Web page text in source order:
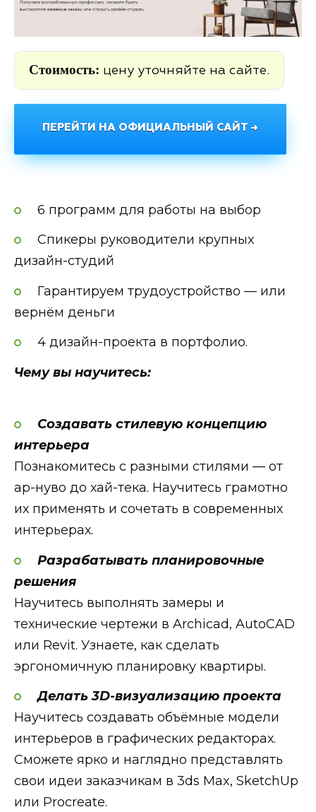
Стоимость: цену уточняйте на сайте.
ПЕРЕЙТИ НА ОФИЦИАЛЬНЫЙ САЙТ →
6 программ для работы на выбор
Спикеры руководители крупных
дизайн-студий
Гарантируем трудоустройство — или
вернём деньги
4 дизайн-проекта в портфолио.
Чему вы научитесь:
Создавать стилевую концепцию
интерьера
Познакомитесь с разными стилями — от
ар-нуво до хай-тека. Научитесь грамотно
их применять и сочетать в современных
интерьерах.
Разрабатывать планировочные
решения
Научитесь выполнять замеры и
технические чертежи в Archiсad, AutoCAD
или Revit. Узнаете, как сделать
эргономичную планировку квартиры.
Делать 3D-визуализацию проекта
Научитесь создавать объёмные модели
интерьеров в графических редакторах.
Сможете ярко и наглядно представлять
свои идеи заказчикам в 3ds Max, SketchUp
или Procreate.